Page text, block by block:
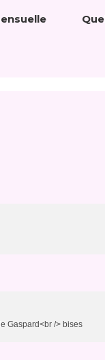
Gaspard<br /> bises